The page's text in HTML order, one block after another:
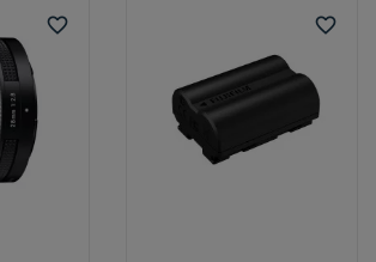
favorite_border favorite_border